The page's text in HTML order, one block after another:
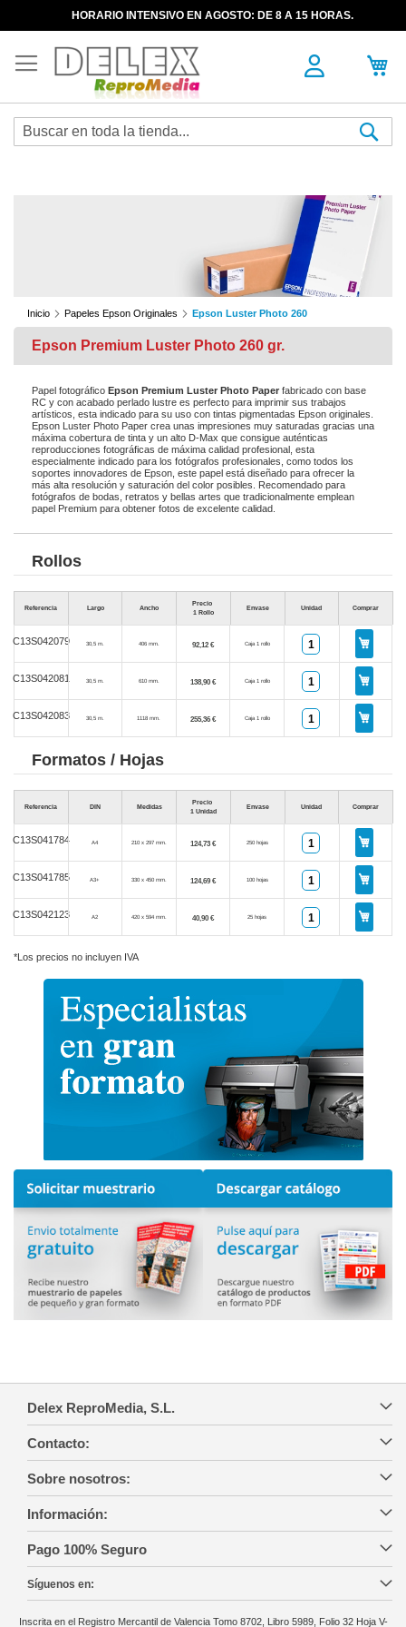
HORARIO INTENSIVO EN AGOSTO: DE 8 A 15 HORAS.
Inicio Papeles Epson Originales Epson Luster Photo 260
Epson Premium Luster Photo 260 gr.
Papel fotográfico Epson Premium Luster Photo Paper fabricado con base
RC y con acabado perlado lustre es perfecto para imprimir sus trabajos
artísticos, esta indicado para su uso con tintas pigmentadas Epson originales.
Epson Luster Photo Paper crea unas impresiones muy saturadas gracias una
máxima cobertura de tinta y un alto D-Max que consigue auténticas
reproducciones fotográficas de máxima calidad profesional, esta
especialmente indicado para los fotógrafos profesionales, como todos los
soportes innovadores de Epson, este papel está diseñado para ofrecer la
más alta resolución y saturación del color posibles. Recomendado para
fotógrafos de bodas, retratos y bellas artes que tradicionalmente emplean
papel Premium para obtener fotos de excelente calidad.
Rollos
Referencia Largo Ancho
Precio
1 Rollo
Envase Unidad Comprar
C13S042079 30,5 m. 406 mm. 92,12 € Caja 1 rollo
C13S042081 30,5 m. 610 mm. 138,90 € Caja 1 rollo
C13S042083 30,5 m. 1118 mm. 255,36 € Caja 1 rollo
Formatos / Hojas
Referencia DIN Medidas
Precio
1 Unidad
Envase Unidad Comprar
C13S041784 A4 210 x 297 mm. 124,73 € 250 hojas
C13S041785 A3+ 330 x 450 mm. 124,69 € 100 hojas
C13S042123 A2 420 x 594 mm. 40,90 € 25 hojas
*Los precios no incluyen IVA
Delex ReproMedia, S.L.
Contacto:
Sobre nosotros:
Información:
Pago 100% Seguro
Síguenos en:
Inscrita en el Registro Mercantil de Valencia Tomo 8702, Libro 5989, Folio 32 Hoja V-